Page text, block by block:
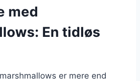
med
En tidløs
er mere end